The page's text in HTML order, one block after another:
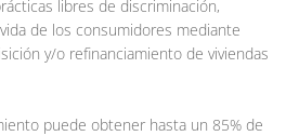
libres de discriminación,
de los consumidores mediante
y/o refinanciamiento de viviendas
puede obtener hasta un 85% de